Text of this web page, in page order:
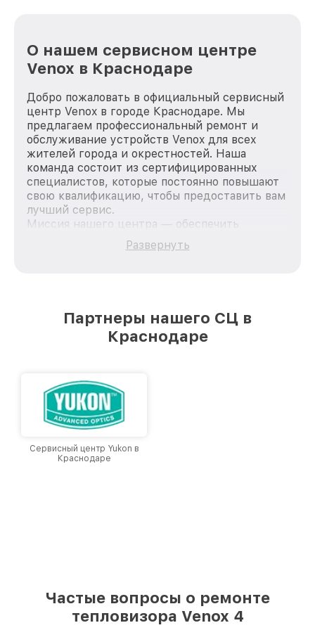
О нашем сервисном центре
Venox в Краснодаре
Добро пожаловать в официальный сервисный
центр Venox в городе Краснодаре. Мы
предлагаем профессиональный ремонт и
обслуживание устройств Venox для всех
жителей города и окрестностей. Наша
команда состоит из сертифицированных
специалистов, которые постоянно повышают
свою квалификацию, чтобы предоставить вам
лучший сервис.
Миссия нашего центра — обеспечить
качественный и доступный ремонт для
каждого пользователя продукции Venox, вне
лучшим сервисным центром Venox в городе
Краснодаре, постоянно повышая уровень
Развернуть
Партнеры нашего СЦ в
Краснодаре
Сервисный центр Yukon в
Краснодаре
Частые вопросы о ремонте
тепловизора Venox 4